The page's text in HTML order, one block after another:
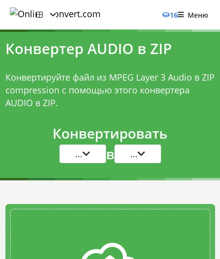
16 Меню
Конвертер AUDIO в ZIP
Конвертируйте файл из MPEG Layer 3 Audio в ZIP
compression с помощью этого конвертера
AUDIO в ZIP.
Конвертировать
... в ...